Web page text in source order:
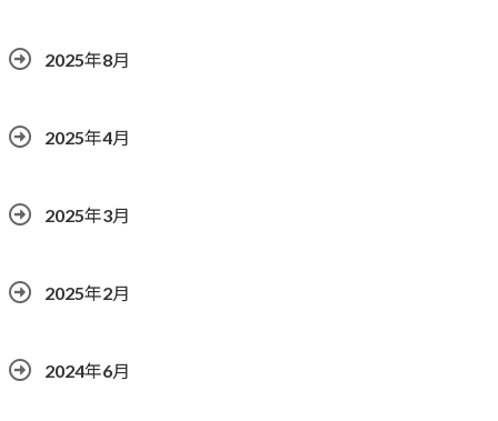
2025年8月
2025年4月
2025年3月
2025年2月
2024年6月